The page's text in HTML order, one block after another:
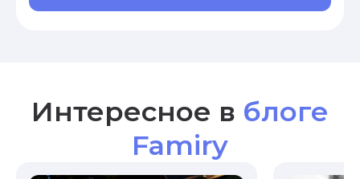
Интересное в блоге
Famiry